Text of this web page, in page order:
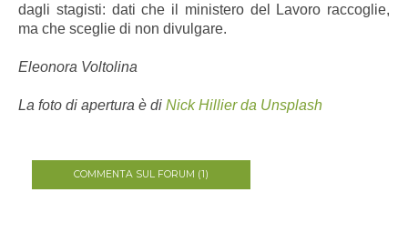
dagli stagisti: dati che il ministero del Lavoro raccoglie,
ma che sceglie di non divulgare.
Eleonora Voltolina
La foto di apertura è di Nick Hillier da Unsplash
COMMENTA SUL FORUM (1)